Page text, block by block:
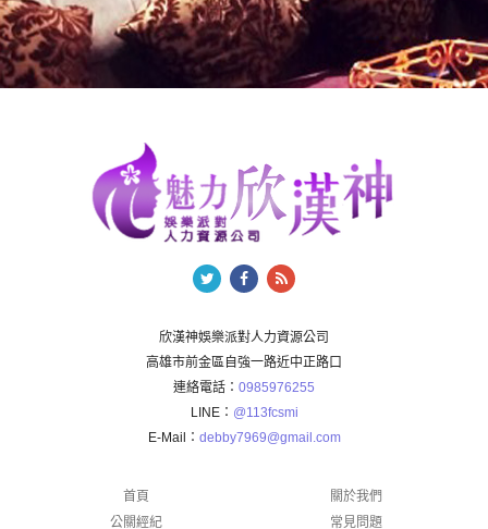
欣漢神娛樂派對人力資源公司
高雄市前金區自強一路近中正路口
連絡電話： 0985976255
LINE： @113fcsmi
E-Mail： debby7969@gmail.com
首頁
關於我們
公關經紀
常見問題